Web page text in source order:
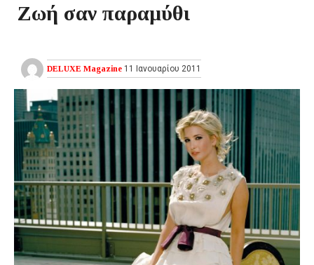
Ζωή σαν παραμύθι
DELUXE Magazine 11 Ιανουαρίου 2011